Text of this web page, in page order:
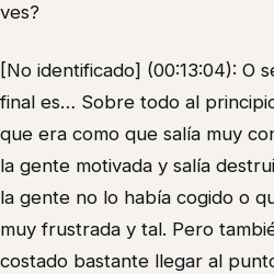
ves?
[No identificado] (00:13:04): O
final es… Sobre todo al
que era como que salía muy
la gente motivada y salía
la gente no lo había cogido o
muy frustrada y tal. Pero
costado bastante llegar al